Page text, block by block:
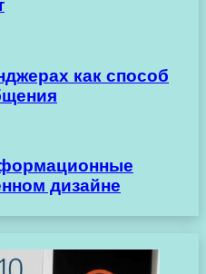
как способ
дизайне